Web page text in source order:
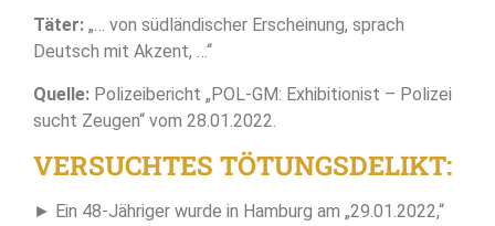
Täter: „… von südländischer Erscheinung, sprach
Deutsch mit Akzent, …“
Quelle: Polizeibericht „POL-GM: Exhibitionist – Polizei
sucht Zeugen“ vom 28.01.2022.
VERSUCHTES TÖTUNGSDELIKT:
► Ein 48-Jähriger wurde in Hamburg am „29.01.2022,“